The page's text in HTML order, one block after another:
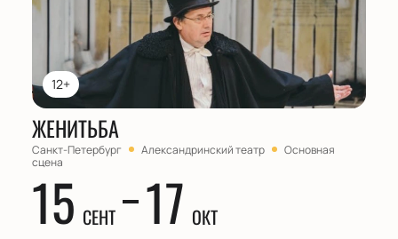
12+
ЖЕНИТЬБА
Санкт-Петербург Александринский театр
Основная
сцена
15 СЕНТ 17 ОКТ